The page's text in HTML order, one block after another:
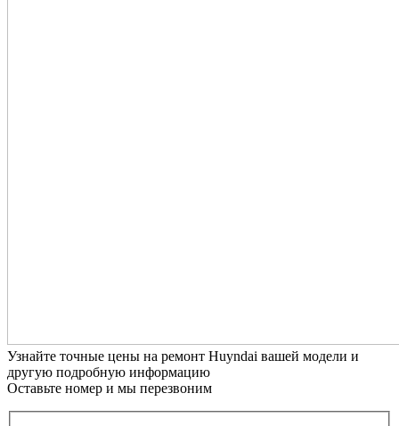
Узнайте точные цены на ремонт Huyndai вашей модели и
другую подробную информацию
Оставьте номер и мы перезвоним